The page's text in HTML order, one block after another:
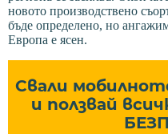
новото производствено
бъде определено, но
Европа е ясен.
Свали
и ползвай